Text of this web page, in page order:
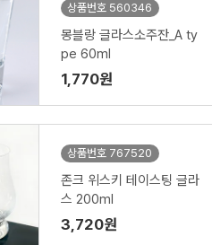
상품번호 560346
몽블랑 글라스소주잔_A ty
pe 60ml
1,770원
상품번호 767520
존크 위스키 테이스팅 글라
스 200ml
3,720원